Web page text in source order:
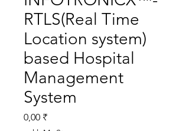
RTLS(Real Time
Location system)
based Hospital
Management
System
0,00 ₹Preis